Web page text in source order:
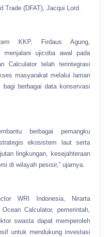
Trade (DFAT), Jacqui Lord.
KKP, Firdaus Agung,
ujicoba awal pada
Calculator telah terintegrasi
masyarakat melalui laman
berbagai data konservasi
berbagai pemangku
ekosistem laut serta
lingkungan, kesejahteraan
di wilayah pesisir,” ujarnya.
WRI Indonesia, Nirarta
Calculator, pemerintah,
swasta dapat memperoleh
untuk mendukung investasi